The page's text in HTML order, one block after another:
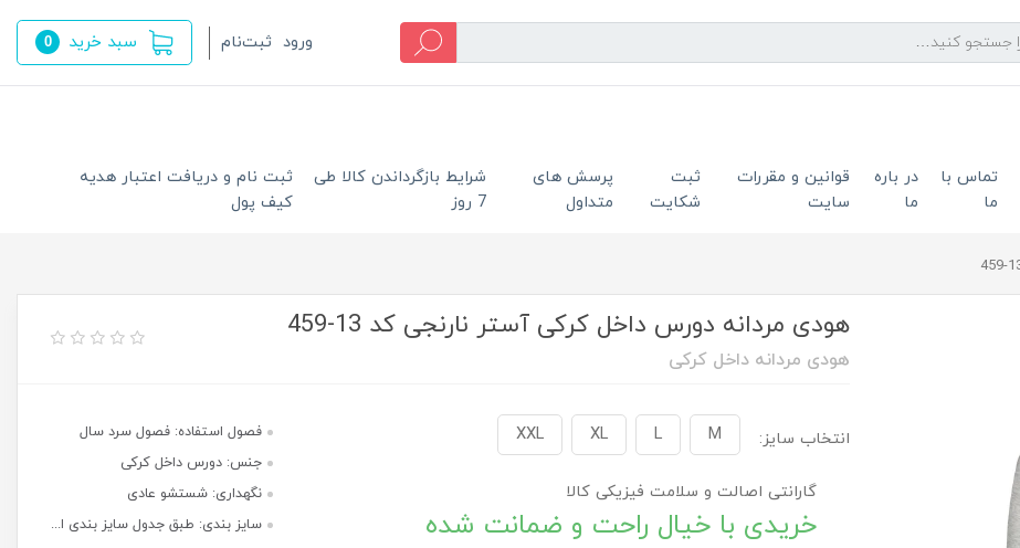
ورود ثبت‌نام سبد خرید 0
تماس با
ما
در باره
ما
قوانین و مقررات
سایت
ثبت
شکایت
پرسش های
متداول
شرایط بازگرداندن کالا طی
7 روز
ثبت نام و دریافت اعتبار هدیه
کیف پول
هودی مردانه دورس داخل کرکی آستر نارنجی کد 13-459
هودی مردانه داخل کرکی
انتخاب سایز: M
L
XL
XXL
گارانتی اصالت و سلامت فیزیکی کالا
خریدی با خیال راحت و ضمانت شده
فصول استفاده: فصول سرد سال
جنس: دورس داخل کرکی
نگهداری: شستشو عادی
سایز بندی: طبق جدول سایز بندی ا...